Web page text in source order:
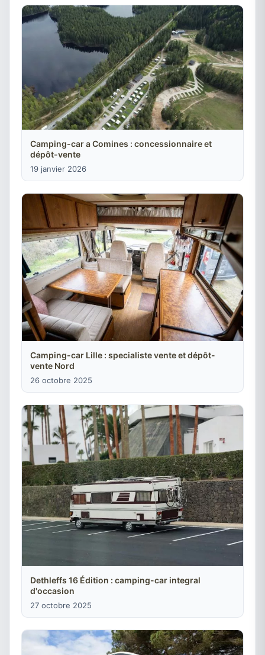
Camping-car a Comines : concessionnaire et
dépôt-vente
19 janvier 2026
Camping-car Lille : specialiste vente et dépôt-
vente Nord
26 octobre 2025
Dethleffs 16 Édition : camping-car integral
d'occasion
27 octobre 2025